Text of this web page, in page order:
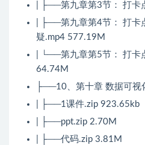
| ├──第九章第3节： 打卡
| ├──第九章第4节： 打卡
疑.mp4 577.19M
| └──第九章第5节： 打卡
64.74M
├──10、第十章 数据可视
| ├──1课件.zip 923.65kb
| ├──ppt.zip 2.70M
| ├──代码.zip 3.81M